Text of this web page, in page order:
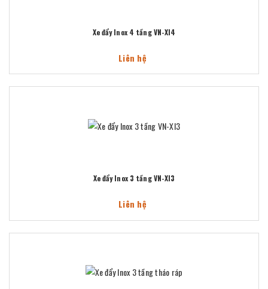
Xe đẩy Inox 4 tầng VN-XI4
Liên hệ
Xe đẩy Inox 3 tầng VN-XI3
Liên hệ